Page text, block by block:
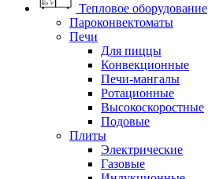
Тепловое оборудование
Пароконвектоматы
Печи
Для пиццы
Конвекционные
Печи-мангалы
Ротационные
Высокоскоростные
Подовые
Плиты
Электрические
Газовые